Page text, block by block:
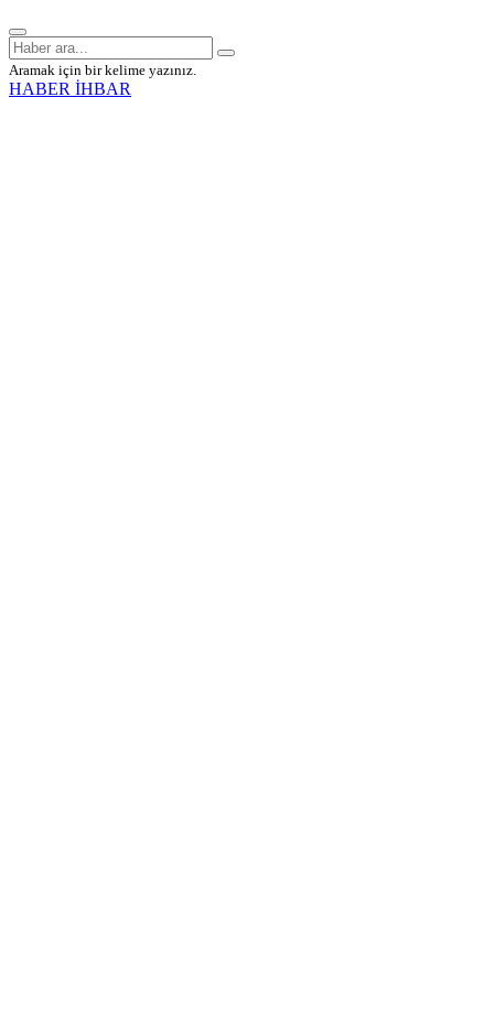
Aramak için bir kelime yazınız.
HABER İHBAR